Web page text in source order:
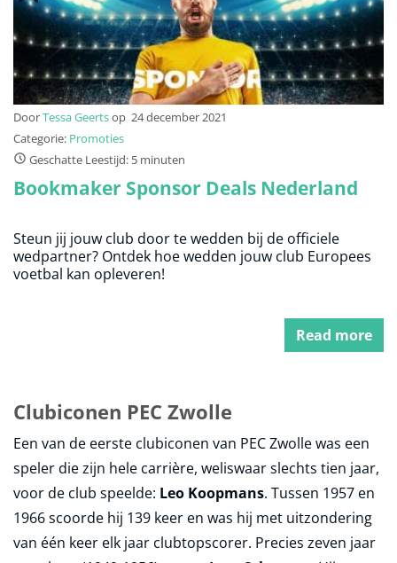
DoorTessa Geertsop 24 december 2021
Categorie: Promoties
Geschatte Leestijd: 5 minuten
Bookmaker Sponsor Deals Nederland
Steun jij jouw club door te wedden bij de officiele
wedpartner? Ontdek hoe wedden jouw club Europees
voetbal kan opleveren!
Read more
Clubiconen PEC Zwolle
Een van de eerste clubiconen van PEC Zwolle was een
speler die zijn hele carrière, weliswaar slechts tien jaar,
voor de club speelde: Leo Koopmans. Tussen 1957 en
1966 scoorde hij 139 keer en was hij met uitzondering
van één keer elk jaar clubtopscorer. Precies zeven jaar